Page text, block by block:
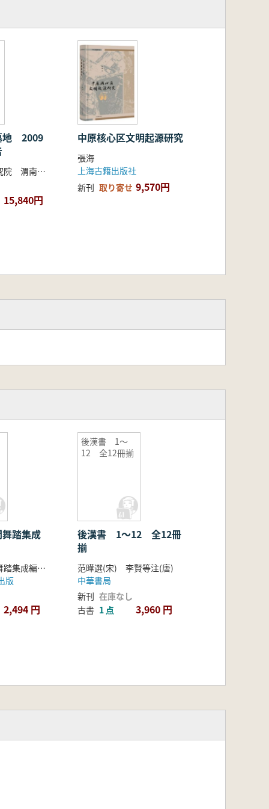
地 2009
陝西省考古研究院 渭南市文物保護考古研究所 韓城市文物旅遊局 編著
15,840円
中原核心区文明起源研究
張海
上海古籍出版社
新刊 取り寄せ 9,570円
舞踏集成
中国民族民間舞踏集成編輯部 編
版
2,494 円
後漢書 1〜
12 全12冊揃
後漢書 1〜12 全12冊
揃
范曄選(宋) 李賢等注(唐)
中華書局
新刊 在庫なし
古書 1 点 3,960 円